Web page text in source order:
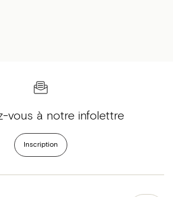
vous à notre infolettre
Inscription